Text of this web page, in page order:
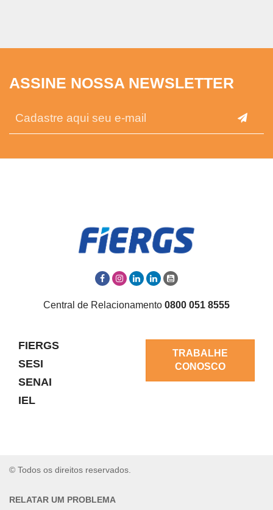
ASSINE NOSSA NEWSLETTER
Central de Relacionamento 0800 051 8555
FIERGS
SESI
SENAI
IEL
TRABALHE
CONOSCO
© Todos os direitos reservados.
RELATAR UM PROBLEMA